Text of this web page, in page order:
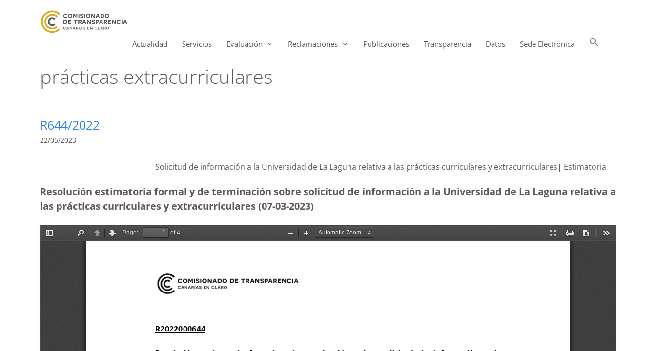
Actualidad Servicios Evaluación Reclamaciones Publicaciones Transparencia Datos Sede Electrónica
prácticas extracurriculares
R644/2022
22/05/2023
Solicitud de información a la Universidad de La Laguna relativa a las prácticas curriculares y extracurriculares| Estimatoria
Resolución estimatoria formal y de terminación sobre solicitud de información a la Universidad de La Laguna relativa a
las prácticas curriculares y extracurriculares (07-03-2023)